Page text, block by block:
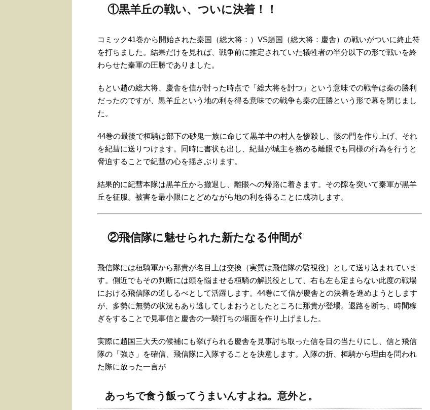
①黒羊丘の戦い、ついに決着！！
コミック41巻から開始された秦国（総大将：）VS趙国（総大将：慶舎）の戦いがついに終止符
を打ちました。結果だけを見れば、戦争前に推定されていた犠牲者の半分以下の形で戦いを終
わらせた秦軍の圧勝でありました。
もとい趙の総大将、慶舎を信が討った時点で「総大将を討つ」という意味での戦争は秦の勝利
だったのですが、黒羊丘という地の利を得る意味での戦争も秦の圧勝という形で幕を閉じまし
た。
44巻の最後で桓騎は部下の砂鬼一族に命じて黒羊中の村人を惨殺し、骸の門を作り上げ、それ
を紀彗に送りつけます。同時に書状も出し、紀彗が城主を務める離眼でも同様の行為を行うと
脅迫することで紀彗の心を揺さぶります。
結果的に紀彗本隊は黒羊丘から撤退し、離眼への帰路に着きます。その隙を突いて秦軍が黒羊
丘を征服。被害を最小限にとどめながら地の利を得ることに成功します。
②飛信隊に魅せられた新たなる仲間が
飛信隊には桓騎軍から那貴が名目上は交換（実質は飛信隊の監視役）として送り込まれていま
す。側近でもその判断には頭を悩ませる桓騎の解説役として、右も左も定まらない此度の戦場
における飛信隊の道しるべとして活躍します。44巻にて信が慶舎との決着を進めようとします
が、多勢に無勢の状況もあり逃してしまおうとしたところに那貴が登場。退路を断ち、時間稼
ぎをすることで見事信と慶舎の一騎打ちの場面を作り上げました。
実際に趙国三大天の候補にも挙げられる慶舎を見事討ち取った信を目の当たりにし、信と飛信
隊の「強さ」を確信、飛信隊に入隊することを決意します。入隊の折、桓騎から理由を問われ
た際に放った一言が
あっちで食う飯ってうまいんすよね。意外と。